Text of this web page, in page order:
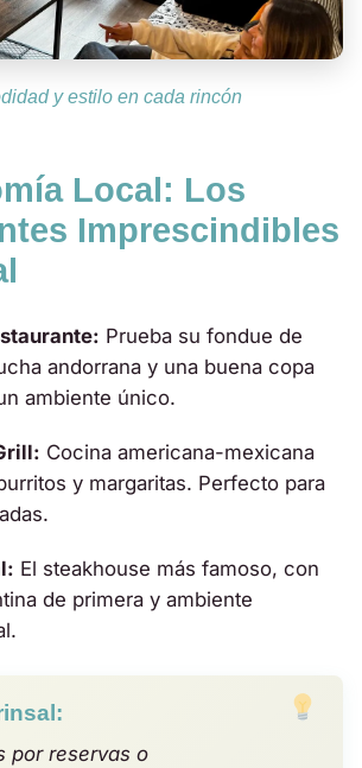
y estilo en cada rincón
Local: Los
Imprescindibles
Prueba su fondue de
andorrana y una buena copa
ambiente único.
Cocina americana-mexicana
y margaritas. Perfecto para
El steakhouse más famoso, con
de primera y ambiente
por reservas o